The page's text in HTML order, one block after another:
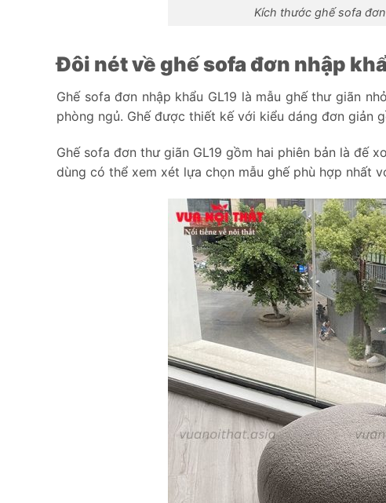
Kích thước ghế sofa
Đôi nét về ghế sofa đơn nhập
Ghế sofa đơn nhập khẩu GL19 là mẫu ghế thư giãn
phòng ngủ. Ghế được thiết kế với kiểu dáng đơn giản
Ghế sofa đơn thư giãn GL19 gồm hai phiên bản là đế
dùng có thể xem xét lựa chọn mẫu ghế phù hợp nhất